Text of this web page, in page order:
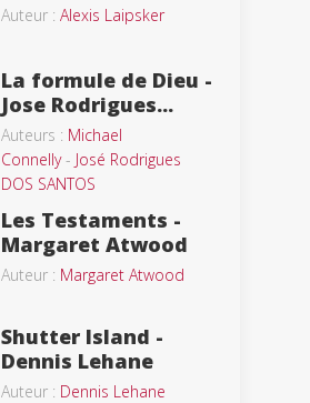
Auteur : Alexis Laipsker
La formule de Dieu -
Jose Rodrigues...
Auteurs : Michael
Connelly- José Rodrigues
DOS SANTOS
Les Testaments -
Margaret Atwood
Auteur : Margaret Atwood
Shutter Island -
Dennis Lehane
Auteur : Dennis Lehane